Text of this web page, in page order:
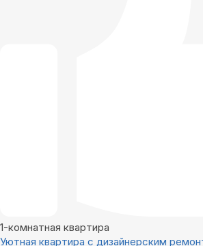
1-комнатная квартира
Уютная квартира с дизайнерским